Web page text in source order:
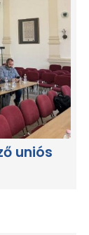
uniós